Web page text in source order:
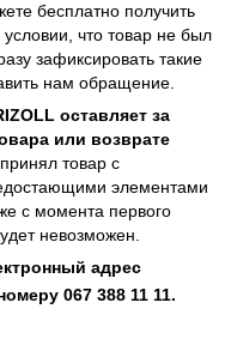
бесплатно получить
что товар не был
зафиксировать такие
нам обращение.
оставляет за
или возврате
товар с
элементами
с момента первого
невозможен.
адрес
067 388 11 11.